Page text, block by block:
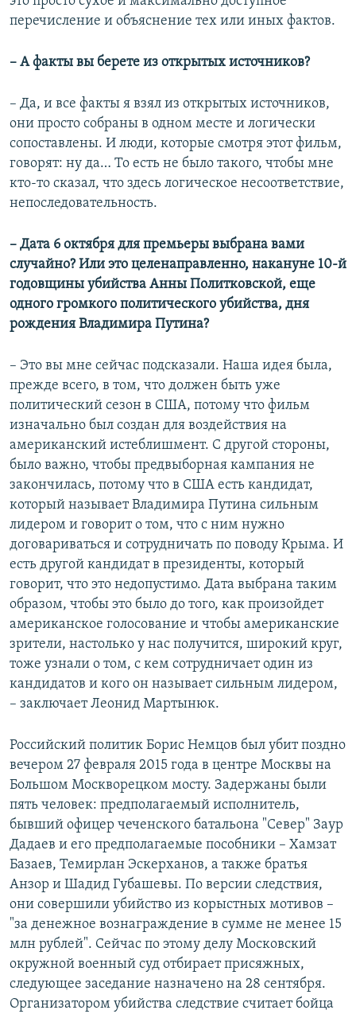
перечисление и объяснение тех или иных фактов.
– А факты вы берете из открытых источников?
– Да, и все факты я взял из открытых источников,
они просто собраны в одном месте и логически
сопоставлены. И люди, которые смотря этот фильм,
говорят: ну да… То есть не было такого, чтобы мне
кто-то сказал, что здесь логическое несоответствие,
непоследовательность.
– Дата 6 октября для премьеры выбрана вами
случайно? Или это целенаправленно, накануне 10-й
годовщины убийства Анны Политковской, еще
одного громкого политического убийства, дня
рождения Владимира Путина?
– Это вы мне сейчас подсказали. Наша идея была,
прежде всего, в том, что должен быть уже
политический сезон в США, потому что фильм
изначально был создан для воздействия на
американский истеблишмент. С другой стороны,
было важно, чтобы предвыборная кампания не
закончилась, потому что в США есть кандидат,
который называет Владимира Путина сильным
лидером и говорит о том, что с ним нужно
договариваться и сотрудничать по поводу Крыма. И
есть другой кандидат в президенты, который
говорит, что это недопустимо. Дата выбрана таким
образом, чтобы это было до того, как произойдет
американское голосование и чтобы американские
зрители, настолько у нас получится, широкий круг,
тоже узнали о том, с кем сотрудничает один из
кандидатов и кого он называет сильным лидером,
– заключает Леонид Мартынюк.
Российский политик Борис Немцов был убит поздно
вечером 27 февраля 2015 года в центре Москвы на
Большом Москворецком мосту. Задержаны были
пять человек: предполагаемый исполнитель,
бывший офицер чеченского батальона "Север" Заур
Дадаев и его предполагаемые пособники – Хамзат
Базаев, Темирлан Эскерханов, а также братья
Анзор и Шадид Губашевы. По версии следствия,
они совершили убийство из корыстных мотивов –
"за денежное вознаграждение в сумме не менее 15
млн рублей". Сейчас по этому делу Московский
окружной военный суд отбирает присяжных,
следующее заседание назначено на 28 сентября.
Организатором убийства следствие считает бойца